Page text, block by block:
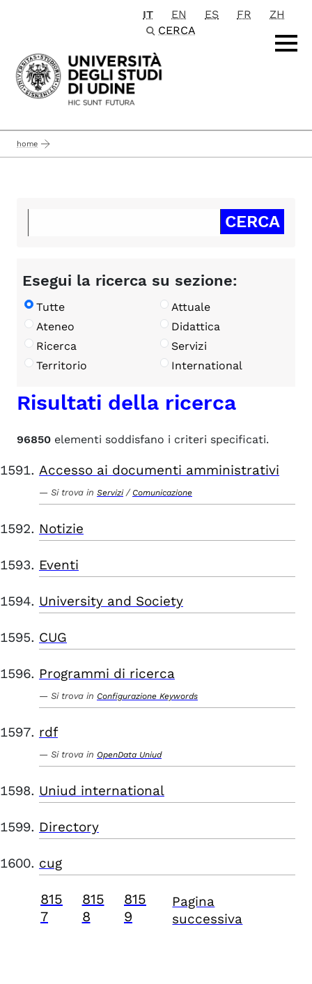
Passa al contenuto principale
IT EN ES FR
ZH
CERCA
home
Esegui la ricerca su sezione:
Tutte
Attuale
Ateneo
Didattica
Ricerca
Servizi
Territorio
International
Risultati della ricerca
96850 elementi soddisfano i criteri specificati.
Accesso ai documenti amministrativi
Si trova in Servizi / Comunicazione
Notizie
Eventi
University and Society
CUG
Programmi di ricerca
Si trova in Configurazione Keywords
rdf
Si trova in OpenData Uniud
Uniud international
Directory
cug
815
7
815
8
815
9
Pagina
successiva